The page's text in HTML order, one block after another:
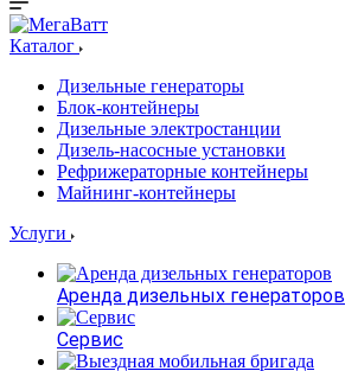
Каталог
Дизельные генераторы
Блок-контейнеры
Дизельные электростанции
Дизель-насосные установки
Рефрижераторные контейнеры
Майнинг-контейнеры
Услуги
Аренда дизельных генераторов
Сервис